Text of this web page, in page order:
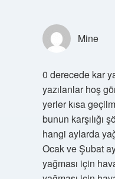
Mine
0 derecede kar
yazılanlar hoş
yerler kısa
bunun karşılığı
hangi aylarda
Ocak ve Şubat
yağması için